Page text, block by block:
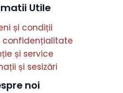
Utile
și condiții
confidențialitate
și service
și sesizări
noi